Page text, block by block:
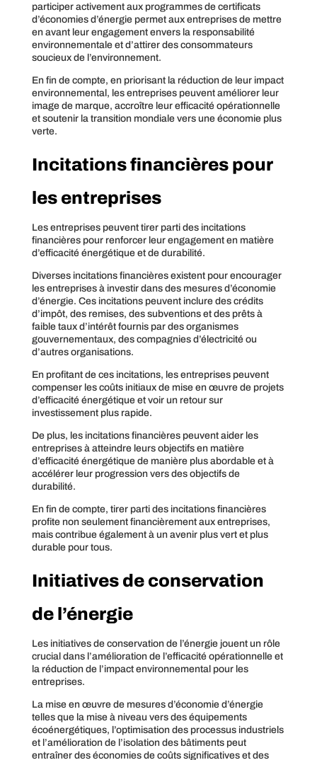
participer activement aux programmes de certificats
d’économies d’énergie permet aux entreprises de mettre
en avant leur engagement envers la responsabilité
environnementale et d’attirer des consommateurs
soucieux de l’environnement.
En fin de compte, en priorisant la réduction de leur impact
environnemental, les entreprises peuvent améliorer leur
image de marque, accroître leur efficacité opérationnelle
et soutenir la transition mondiale vers une économie plus
verte.
Incitations financières pour
les entreprises
Les entreprises peuvent tirer parti des incitations
financières pour renforcer leur engagement en matière
d’efficacité énergétique et de durabilité.
Diverses incitations financières existent pour encourager
les entreprises à investir dans des mesures d’économie
d’énergie. Ces incitations peuvent inclure des crédits
d’impôt, des remises, des subventions et des prêts à
faible taux d’intérêt fournis par des organismes
gouvernementaux, des compagnies d’électricité ou
d’autres organisations.
En profitant de ces incitations, les entreprises peuvent
compenser les coûts initiaux de mise en œuvre de projets
d’efficacité énergétique et voir un retour sur
investissement plus rapide.
De plus, les incitations financières peuvent aider les
entreprises à atteindre leurs objectifs en matière
d’efficacité énergétique de manière plus abordable et à
accélérer leur progression vers des objectifs de
durabilité.
En fin de compte, tirer parti des incitations financières
profite non seulement financièrement aux entreprises,
mais contribue également à un avenir plus vert et plus
durable pour tous.
Initiatives de conservation
de l’énergie
Les initiatives de conservation de l’énergie jouent un rôle
crucial dans l’amélioration de l’efficacité opérationnelle et
la réduction de l’impact environnemental pour les
entreprises.
La mise en œuvre de mesures d’économie d’énergie
telles que la mise à niveau vers des équipements
écoénergétiques, l’optimisation des processus industriels
et l’amélioration de l’isolation des bâtiments peut
entraîner des économies de coûts significatives et des